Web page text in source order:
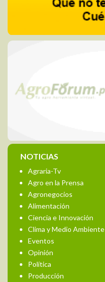
NOTICIAS
Agraria-Tv
Agro en la Prensa
Agronegocios
Alimentación
Ciencia e Innovación
Clima y Medio Ambiente
Eventos
Opinión
Política
Producción